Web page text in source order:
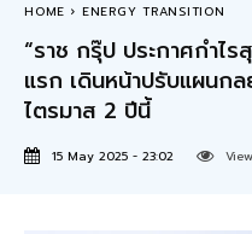
HOME ENERGY TRANSITION
“ราช กรุ๊ป ประกาศกำไ
แรก เดินหน้าปรับแผนก
ไตรมาส 2 ปีนี้
15 May 2025 - 23:02